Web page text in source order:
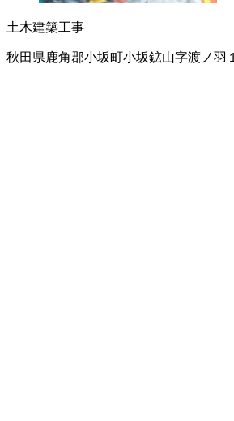
土木建築工事
秋田県鹿角郡小坂町小坂鉱山字渡ノ羽